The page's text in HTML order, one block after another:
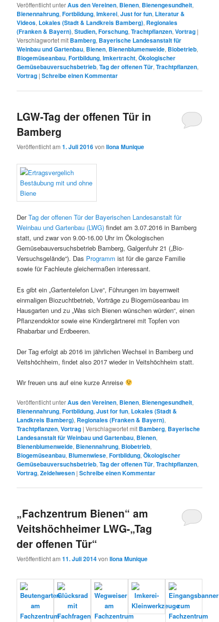
Veröffentlicht unterAus den Vereinen, Bienen, Bienengesundheit,
Bienennahrung,Fortbildung,Imkerei,Just for fun, Literatur &
Videos, Lokales (Stadt & Landkreis Bamberg), Regionales
(Franken & Bayern),Studien, Forschung,Trachtpflanzen,Vortrag |
Verschlagwortet mit Bamberg, Bayerische Landesanstalt für
Weinbau und Gartenbau, Bienen, Bienenblumenweide, Biobetrieb,
Biogemüseanbau,Fortbildung,Imkertracht,Ökologischer
Gemüsebauversuchsbetrieb,Tag der offenen Tür,Trachtpflanzen,
Vortrag |Schreibe einen Kommentar
LGW-Tag der offenen Tür in
Bamberg
Veröffentlicht am1. Juli 2016vonIlona Munique
DerTag der offenen Tür der Bayerischen Landesanstalt für
Weinbau und Gartenbau (LWG)findet am 3.07.2016 in Bamberg
statt, und zwar von 9.00-16.00 Uhr im Ökologischen
Gemüsebauversuchsbetrieb Bamberg, Galgenfuhr 21 („Bio-
Versuchsgelände“). Das Programm ist für die ganze Familie
sowie für Fachleute gleichermaßen interessant.
Es gibt ein „Gartentelefon Live“, Führungen im bayernweit
einmaligen Biozuchtbetrieb, Vorträge zu Biogemüseanbau im
Hausgarten und zu „Was sich Bienen wünschen würden“, einen
Pflanzendoktor sowie eine Kindergärtnerei mit Topfen von
Rhabarbar und Erdbeeren.
Der Tag erfolgt ab 2016 im jährlichen Wechsel in Bamberg und
Veitshöchheim, findet also 2017 wieder in Veitshöchheim statt.
Wir freuen uns auf eine kurze Anreise
Veröffentlicht unterAus den Vereinen, Bienen, Bienengesundheit,
Bienennahrung,Fortbildung,Just for fun, Lokales (Stadt &
Landkreis Bamberg), Regionales (Franken & Bayern),
Trachtpflanzen,Vortrag |Verschlagwortet mit Bamberg, Bayerische
Landesanstalt für Weinbau und Gartenbau, Bienen,
Bienenblumenweide, Bienennahrung, Biobetrieb,
Biogemüseanbau, Blumenwiese,Fortbildung,Ökologischer
Gemüsebauversuchsbetrieb,Tag der offenen Tür,Trachtpflanzen,
Vortrag,Zeidelwesen |Schreibe einen Kommentar
„Fachzentrum Bienen“ am
Veitshöchheimer LWG-„Tag
der offenen Tür“
Veröffentlicht am11. Juli 2014vonIlona Munique